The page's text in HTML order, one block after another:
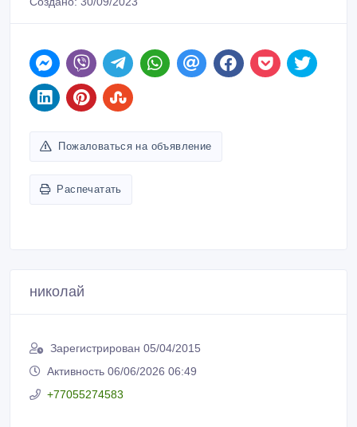
Пожаловаться на объявление
Распечатать
николай
Зарегистрирован 05/04/2015
Активность 06/06/2026 06:49
+77055274583